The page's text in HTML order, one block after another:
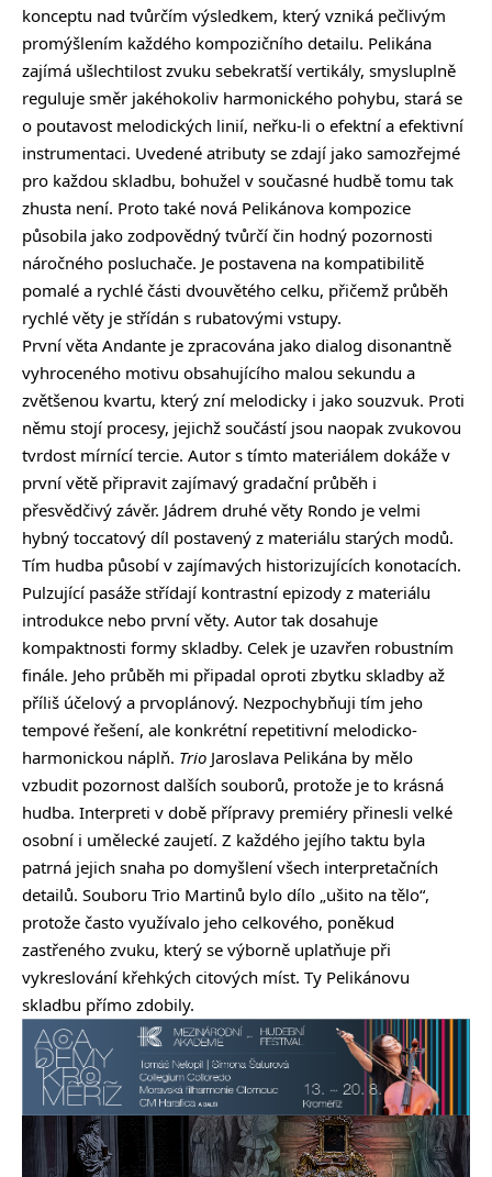
konceptu nad tvůrčím výsledkem, který vzniká pečlivým
promýšlením každého kompozičního detailu. Pelikána
zajímá ušlechtilost zvuku sebekratší vertikály, smysluplně
reguluje směr jakéhokoliv harmonického pohybu, stará se
o poutavost melodických linií, neřku-li o efektní a efektivní
instrumentaci. Uvedené atributy se zdají jako samozřejmé
pro každou skladbu, bohužel v současné hudbě tomu tak
zhusta není. Proto také nová Pelikánova kompozice
působila jako zodpovědný tvůrčí čin hodný pozornosti
náročného posluchače. Je postavena na kompatibilitě
pomalé a rychlé části dvouvětého celku, přičemž průběh
rychlé věty je střídán s rubatovými vstupy.
První věta Andante je zpracována jako dialog disonantně
vyhroceného motivu obsahujícího malou sekundu a
zvětšenou kvartu, který zní melodicky i jako souzvuk. Proti
němu stojí procesy, jejichž součástí jsou naopak zvukovou
tvrdost mírnící tercie. Autor s tímto materiálem dokáže v
první větě připravit zajímavý gradační průběh i
přesvědčivý závěr. Jádrem druhé věty Rondo je velmi
hybný toccatový díl postavený z materiálu starých modů.
Tím hudba působí v zajímavých historizujících konotacích.
Pulzující pasáže střídají kontrastní epizody z materiálu
introdukce nebo první věty. Autor tak dosahuje
kompaktnosti formy skladby. Celek je uzavřen robustním
finále. Jeho průběh mi připadal oproti zbytku skladby až
příliš účelový a prvoplánový. Nezpochybňuji tím jeho
tempové řešení, ale konkrétní repetitivní melodicko-
harmonickou náplň. Trio Jaroslava Pelikána by mělo
vzbudit pozornost dalších souborů, protože je to krásná
hudba. Interpreti v době přípravy premiéry přinesli velké
osobní i umělecké zaujetí. Z každého jejího taktu byla
patrná jejich snaha po domyšlení všech interpretačních
detailů. Souboru Trio Martinů bylo dílo „ušito na tělo“,
protože často využívalo jeho celkového, poněkud
zastřeného zvuku, který se výborně uplatňuje při
vykreslování křehkých citových míst. Ty Pelikánovu
skladbu přímo zdobily.